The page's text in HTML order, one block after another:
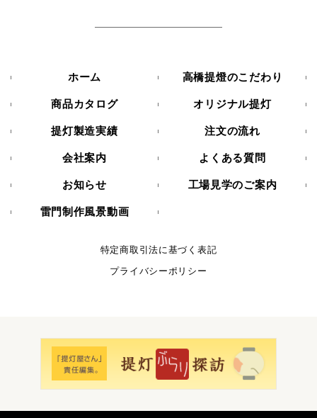
ホーム 高橋提燈のこだわり
商品カタログ オリジナル提灯
提灯製造実績 注文の流れ
会社案内 よくある質問
お知らせ 工場見学のご案内
雷門制作風景動画
特定商取引法に基づく表記
プライバシーポリシー